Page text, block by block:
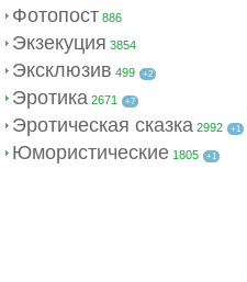
Фотопост 886
Экзекуция 3854
Эксклюзив 499 +2
Эротика 2671 +7
Эротическая сказка 2992 +1
Юмористические 1805 +1